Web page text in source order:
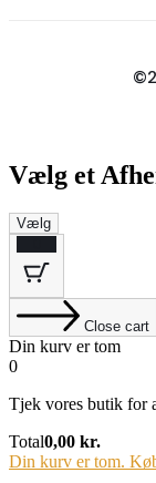
Vælg et
Vælg
Close cart
Din kurv er tom
0
Tjek vores butik for
Total0,00 kr.
Din kurv er tom.